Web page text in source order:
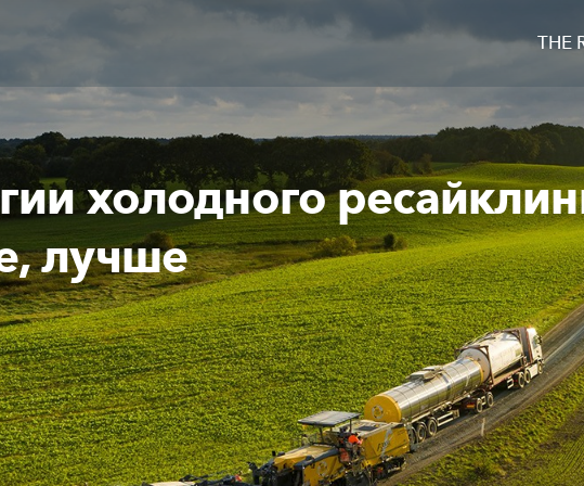
THE
холодного
лучше